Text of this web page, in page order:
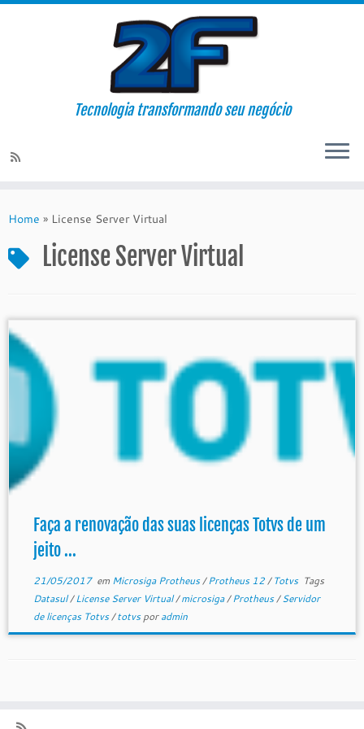
Tecnologia transformando seu negócio
Home » License Server Virtual
License Server Virtual
Faça a renovação das suas licenças Totvs de um
jeito ...
21/05/2017em Microsiga Protheus/Protheus 12/Totvs Tags
Datasul/License Server Virtual/microsiga/Protheus/Servidor
de licenças Totvs/totvsporadmin